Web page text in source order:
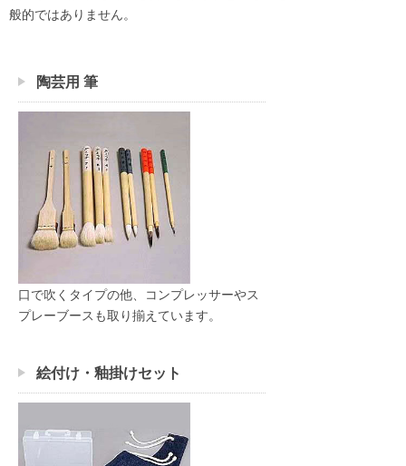
般的ではありません。
陶芸用 筆
口で吹くタイプの他、コンプレッサーやス
プレーブースも取り揃えています。
絵付け・釉掛けセット